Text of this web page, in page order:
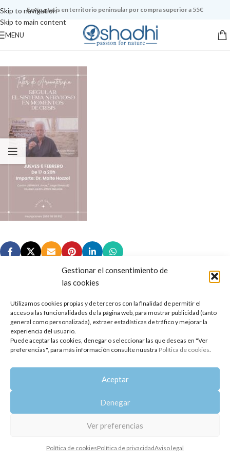
Gestionar el consentimiento de
las cookies
Utilizamos cookies propias y de terceros con la finalidad de permitir el
acceso a las funcionalidades de la página web, para mostrar publicidad (tanto
general como personalizada), extraer estadísticas de tráfico y mejorar la
experiencia del usuario.
Puede aceptar las cookies, denegar o seleccionar las que deseas en "Ver
preferencias", para más información consulte nuestra Política de cookies.
Aceptar
Denegar
Ver preferencias
Política de cookiesPolítica de privacidadAviso legal
Skip to navigation
Skip to main content
Envío gratis en territorio peninsular por compra superior a 55€
MENU
Copyright 2014-2025 Oshadhi España
Todos los derechos reservados.
Política de privacidad | Aviso legal | Política de cookies